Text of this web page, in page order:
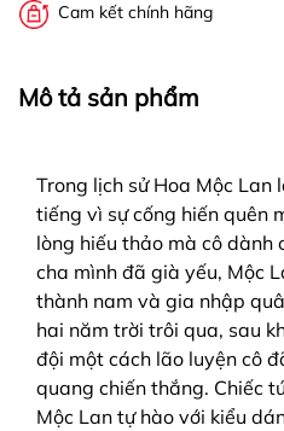
Cam kết chính hãng
Mô tả sản phẩm
Trong lịch sử Hoa Mộc Lan
tiếng vì sự cống hiến quên
lòng hiếu thảo mà cô dành
cha mình đã già yếu, Mộc
thành nam và gia nhập
hai năm trời trôi qua, sau
đội một cách lão luyện cô
quang chiến thắng. Chiếc
Mộc Lan tự hào với kiểu